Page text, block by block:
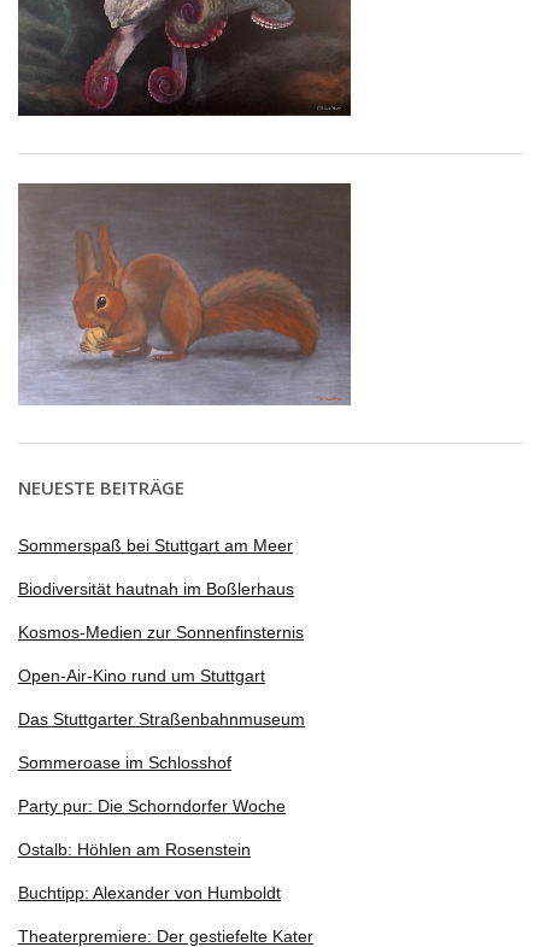
NEUESTE BEITRÄGE
Sommerspaß bei Stuttgart am Meer
Biodiversität hautnah im Boßlerhaus
Kosmos-Medien zur Sonnenfinsternis
Open-Air-Kino rund um Stuttgart
Das Stuttgarter Straßenbahnmuseum
Sommeroase im Schlosshof
Party pur: Die Schorndorfer Woche
Ostalb: Höhlen am Rosenstein
Buchtipp: Alexander von Humboldt
Theaterpremiere: Der gestiefelte Kater